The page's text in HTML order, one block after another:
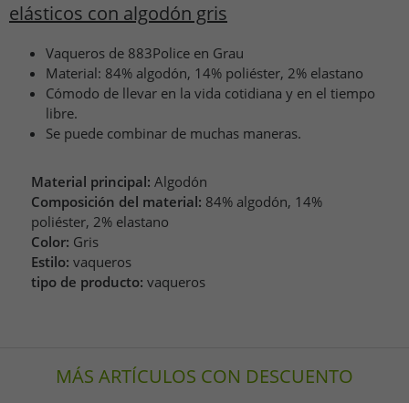
elásticos con algodón gris
Vaqueros de 883Police en Grau
Material: 84% algodón, 14% poliéster, 2% elastano
Cómodo de llevar en la vida cotidiana y en el tiempo
libre.
Se puede combinar de muchas maneras.
Material principal: Algodón
Composición del material: 84% algodón, 14%
poliéster, 2% elastano
Color: Gris
Estilo: vaqueros
tipo de producto: vaqueros
MÁS ARTÍCULOS CON DESCUENTO